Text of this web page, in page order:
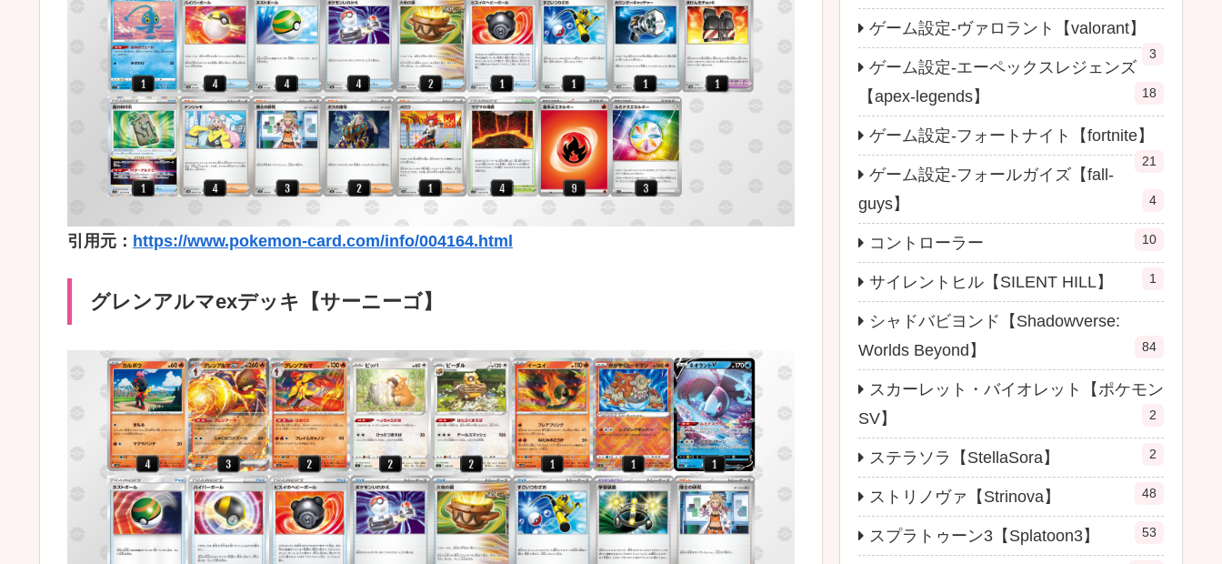
引用元： https://www.pokemon-card.com/info/004164.html
グレンアルマexデッキ【サーニーゴ】
ゲーム設定-ヴァロラント【valorant】
3
ゲーム設定-エーペックスレジェンズ
【apex-legends】
18
ゲーム設定-フォートナイト【fortnite】
21
ゲーム設定-フォールガイズ【fall-
guys】
4
コントローラー 10
サイレントヒル【SILENT HILL】 1
シャドバビヨンド【Shadowverse:
Worlds Beyond】
84
スカーレット・バイオレット【ポケモン
SV】
2
ステラソラ【StellaSora】 2
ストリノヴァ【Strinova】 48
スプラトゥーン3【Splatoon3】 53